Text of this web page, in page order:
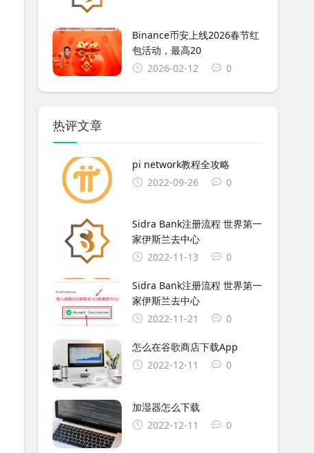
Binance币安上线2026春节红
包活动，最高20
2026-02-12
0
热评文章
pi network教程全攻略
2022-09-26
0
Sidra Bank注册流程 世界第一
家伊斯兰去中心
2022-11-13
0
Sidra Bank注册流程 世界第一
家伊斯兰去中心
2022-11-21
0
怎么在谷歌商店下载App
2022-12-11
0
加湿器怎么下载
2022-12-11
0